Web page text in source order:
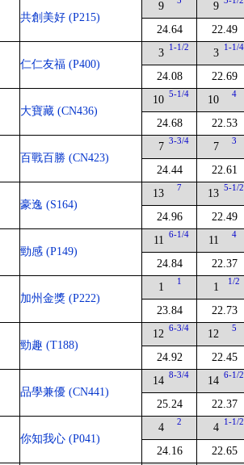
共創美好 (P215)
9
24.64
9
22.49
仁仁友福 (P400)
3 1-1/2
24.08
3 1-1/4
22.69
大寶藏 (CN436)
10 5-1/4
24.68
10 4
22.53
百戰百勝 (CN423)
7 3-3/4
24.44
7 3
22.61
豪逸 (S164)
13 7
24.96
13 5-1/2
22.49
勁感 (P149)
11 6-1/4
24.84
11 4
22.37
加州金獎 (P222)
1 1
23.84
1 1/2
22.73
勁趣 (T188)
12 6-3/4
24.92
12 5
22.45
品學兼優 (CN441)
14 8-3/4
25.24
14 6-1/2
22.37
你知我心 (P041)
4 2
24.16
4 1-1/2
22.65